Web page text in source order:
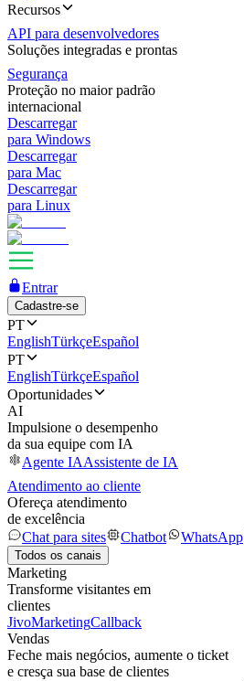
Recursos
API para desenvolvedores
Soluções integradas e prontas
Segurança
Proteção no maior padrão
internacional
Descarregar
para Windows
Descarregar
para Mac
Descarregar
para Linux
Entrar
Cadastre-se
PT
EnglishTürkçeEspañol
PT
EnglishTürkçeEspañol
Oportunidades
AI
Impulsione o desempenho
da sua equipe com IA
Agente IAAssistente de IA
Atendimento ao cliente
Ofereça atendimento
de excelência
Chat para sites
Chatbot WhatsApp
Todos os canais
Marketing
Transforme visitantes em
clientes
JivoMarketingCallback
Vendas
Feche mais negócios, aumente o ticket
e cresça sua base de clientes